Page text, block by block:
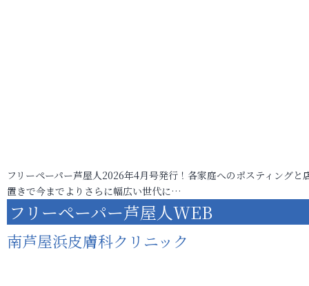
フリーペーパー芦屋人2026年4月号発行！各家庭へのポスティングと
置きで今までよりさらに幅広い世代に…
フリーペーパー芦屋人WEB
南芦屋浜皮膚科クリニック